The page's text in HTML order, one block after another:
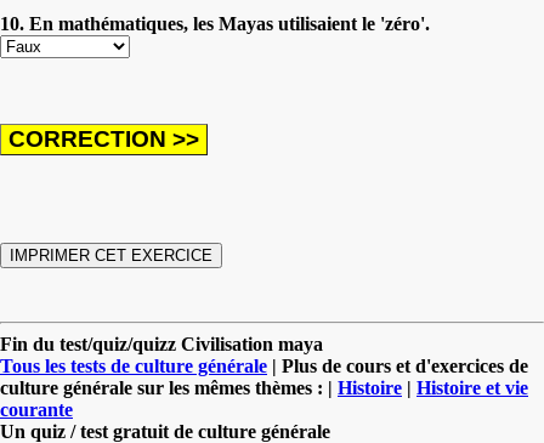
10. En mathématiques, les Mayas utilisaient le 'zéro'.
Fin du test/quiz/quizz Civilisation maya
Tous les tests de culture générale | Plus de cours et d'exercices de
culture générale sur les mêmes thèmes : | Histoire | Histoire et vie
courante
Un quiz / test gratuit de culture générale